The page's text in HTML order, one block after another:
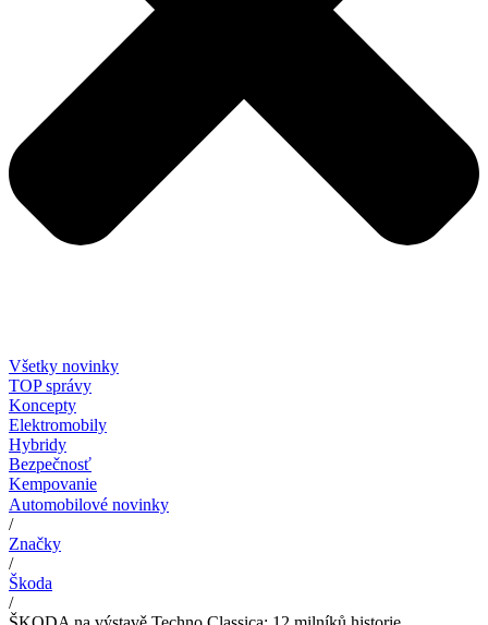
Všetky novinky
TOP správy
Koncepty
Elektromobily
Hybridy
Bezpečnosť
Kempovanie
Automobilové novinky
/
Značky
/
Škoda
/